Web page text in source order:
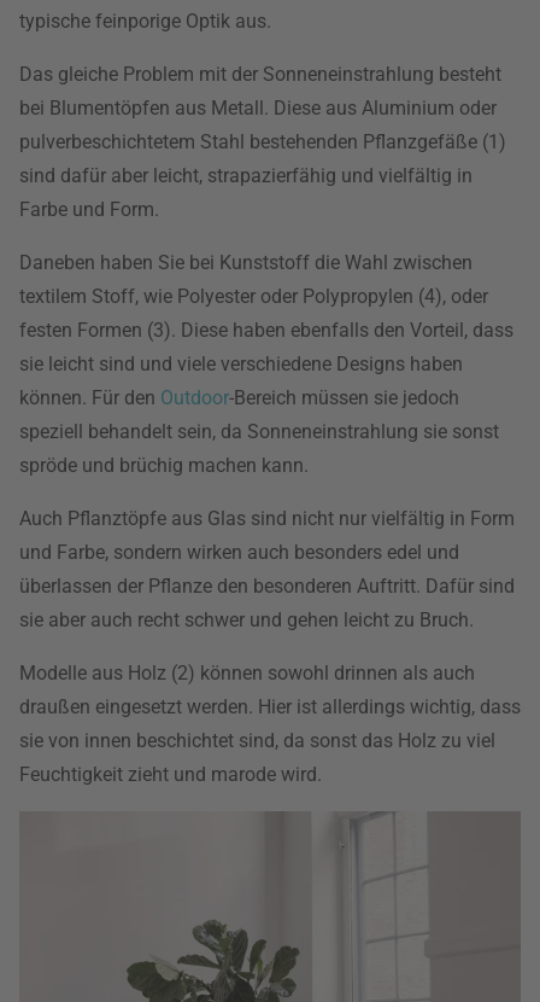
typische feinporige Optik aus.
Das gleiche Problem mit der Sonneneinstrahlung besteht
bei Blumentöpfen aus Metall. Diese aus Aluminium oder
pulverbeschichtetem Stahl bestehenden Pflanzgefäße (1)
sind dafür aber leicht, strapazierfähig und vielfältig in
Farbe und Form.
Daneben haben Sie bei Kunststoff die Wahl zwischen
textilem Stoff, wie Polyester oder Polypropylen (4), oder
festen Formen (3). Diese haben ebenfalls den Vorteil, dass
sie leicht sind und viele verschiedene Designs haben
können. Für den Outdoor-Bereich müssen sie jedoch
speziell behandelt sein, da Sonneneinstrahlung sie sonst
spröde und brüchig machen kann.
Auch Pflanztöpfe aus Glas sind nicht nur vielfältig in Form
und Farbe, sondern wirken auch besonders edel und
überlassen der Pflanze den besonderen Auftritt. Dafür sind
sie aber auch recht schwer und gehen leicht zu Bruch.
Modelle aus Holz (2) können sowohl drinnen als auch
draußen eingesetzt werden. Hier ist allerdings wichtig, dass
sie von innen beschichtet sind, da sonst das Holz zu viel
Feuchtigkeit zieht und marode wird.